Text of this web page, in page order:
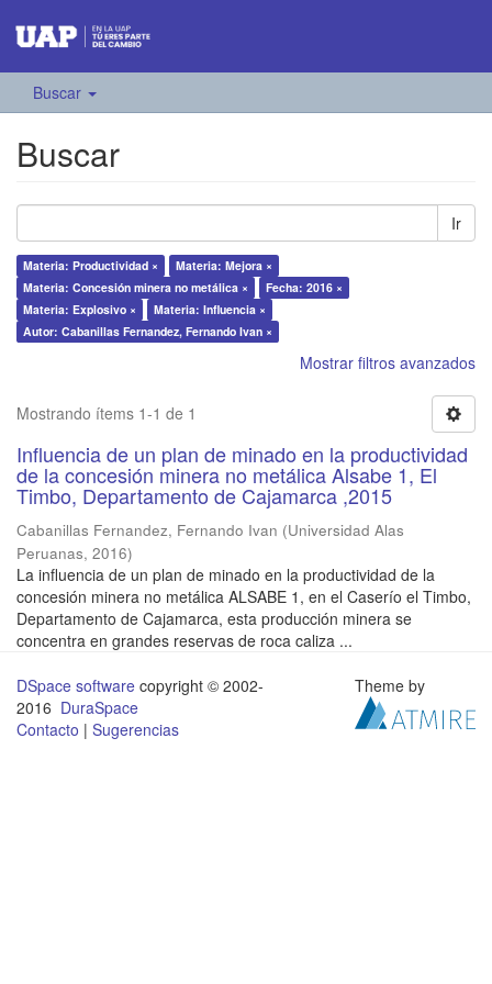
Buscar
Buscar
Ir
Materia: Productividad ×
Materia: Mejora ×
Materia: Concesión minera no metálica ×
Fecha: 2016 ×
Materia: Explosivo ×
Materia: Influencia ×
Autor: Cabanillas Fernandez, Fernando Ivan ×
Mostrar filtros avanzados
Mostrando ítems 1-1 de 1
Influencia de un plan de minado en la productividad
de la concesión minera no metálica Alsabe 1, El
Timbo, Departamento de Cajamarca ,2015
Cabanillas Fernandez, Fernando Ivan (Universidad Alas
Peruanas, 2016)
La influencia de un plan de minado en la productividad de la
concesión minera no metálica ALSABE 1, en el Caserío el Timbo,
Departamento de Cajamarca, esta producción minera se
concentra en grandes reservas de roca caliza ...
DSpace software copyright © 2002-
2016 DuraSpace
Contacto | Sugerencias
Theme by